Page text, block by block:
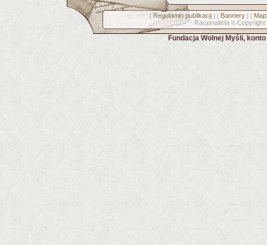
[ Regulamin publikacji] [ Bannery] [
Racjonalista © Copyright
Fundacja Wolnej Myśli,